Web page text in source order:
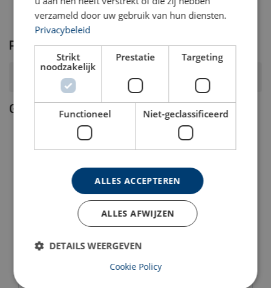
Product FAQ
Wat is de CO₂-voetafdruk van deze rPET hijsband?
Gerelateerde producten
Polyester rondstrop
Blackline
verzameld door uw gebruik van hun diensten.
Privacybeleid
Strikt
noodzakelijk
Prestatie Targeting
Functioneel Niet-geclassificeerd
ALLES ACCEPTEREN
ALLES AFWIJZEN
DETAILS WEERGEVEN
Cookie Policy